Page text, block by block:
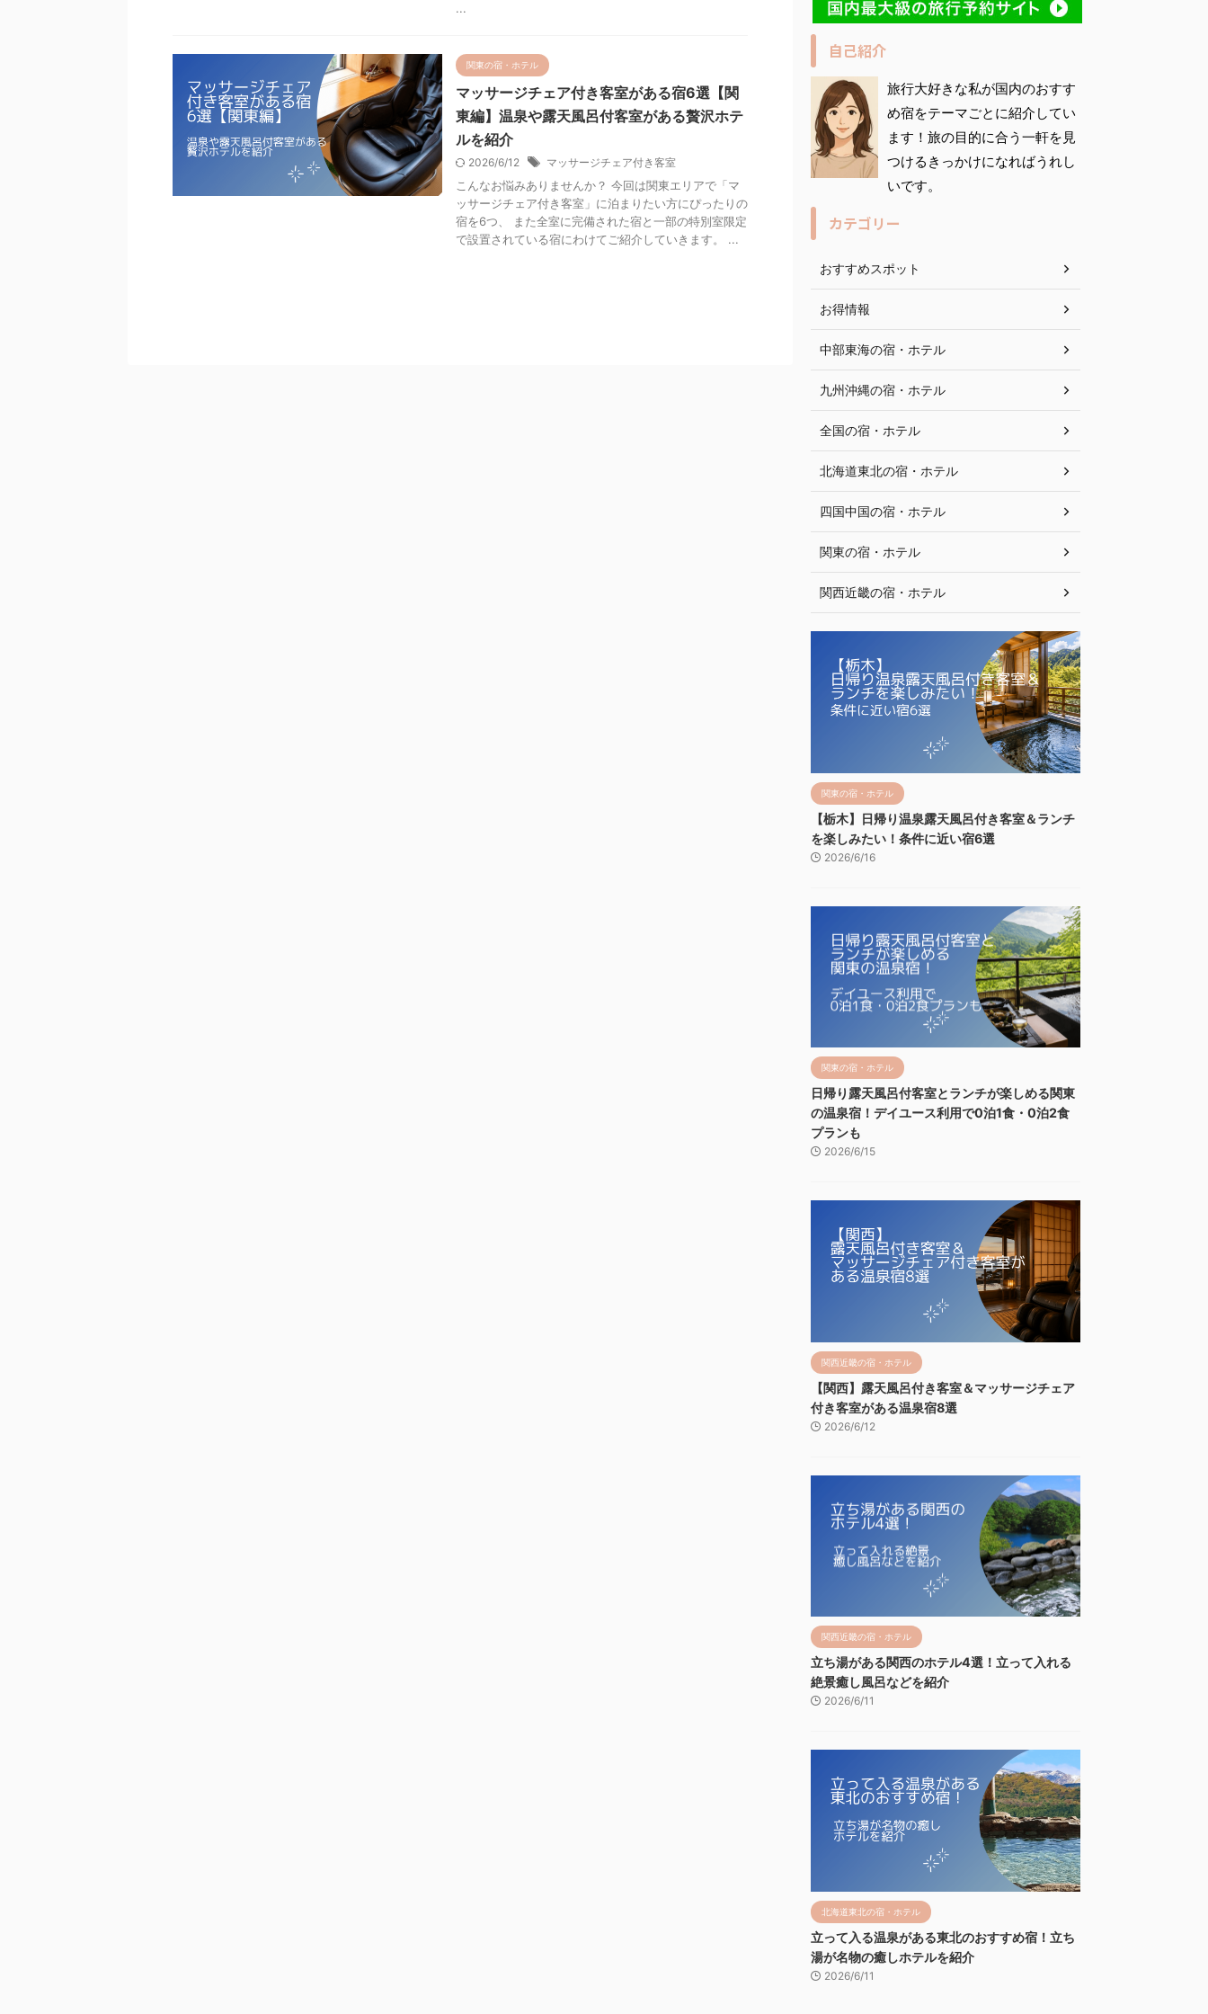
...
関東の宿・ホテル
マッサージチェア付き客室がある宿6選【関
東編】温泉や露天風呂付客室がある贅沢ホテ
ルを紹介
2026/6/12 マッサージチェア付き客室
こんなお悩みありませんか？ 今回は関東エリアで「マ
ッサージチェア付き客室」に泊まりたい方にぴったりの
宿を6つ、 また全室に完備された宿と一部の特別室限定
で設置されている宿にわけてご紹介していきます。 ...
自己紹介
旅行大好きな私が国内のおすす
め宿をテーマごとに紹介してい
ます！旅の目的に合う一軒を見
つけるきっかけになればうれし
いです。
カテゴリー
おすすめスポット
お得情報
中部東海の宿・ホテル
九州沖縄の宿・ホテル
全国の宿・ホテル
北海道東北の宿・ホテル
四国中国の宿・ホテル
関東の宿・ホテル
関西近畿の宿・ホテル
関東の宿・ホテル
【栃木】日帰り温泉露天風呂付き客室＆ランチ
を楽しみたい！条件に近い宿6選
2026/6/16
関東の宿・ホテル
日帰り露天風呂付客室とランチが楽しめる関東
の温泉宿！デイユース利用で0泊1食・0泊2食
プランも
2026/6/15
関西近畿の宿・ホテル
【関西】露天風呂付き客室＆マッサージチェア
付き客室がある温泉宿8選
2026/6/12
関西近畿の宿・ホテル
立ち湯がある関西のホテル4選！立って入れる
絶景癒し風呂などを紹介
2026/6/11
北海道東北の宿・ホテル
立って入る温泉がある東北のおすすめ宿！立ち
湯が名物の癒しホテルを紹介
2026/6/11